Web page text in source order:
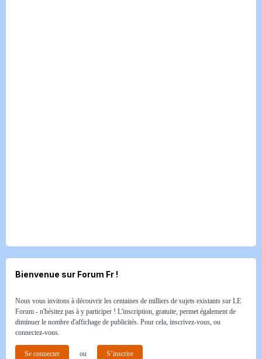
Bienvenue sur Forum Fr !
Nous vous invitons à découvrir les centaines de milliers de sujets existants sur LE
Forum - n'hésitez pas à y participer ! L'inscription, gratuite, permet également de
diminuer le nombre d'affichage de publicités. Pour cela, inscrivez-vous, ou
connectez-vous.
Se connecter ou S’inscrire